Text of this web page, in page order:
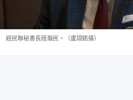
經民聯秘書長陸瀚民。（盧翊銘攝）